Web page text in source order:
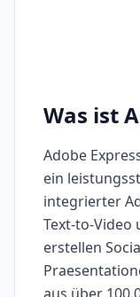
Was ist
Adobe
ein
integrierter
Text-to-Video
erstellen